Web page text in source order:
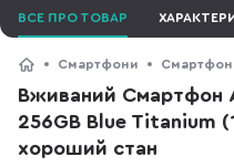
ВСЕ ПРО ТОВАР
Смартфони
Вживаний Смартфон
256GB Blue Titanium
хороший стан